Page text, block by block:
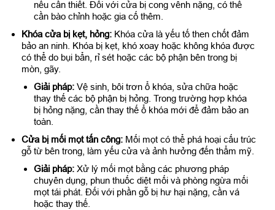
nếu cần thiết. Đối với cửa bị cong vênh nặng, có thể
cần bào chỉnh hoặc gia cố thêm.
Khóa cửa bị kẹt, hỏng: Khóa cửa là yếu tố then chốt đảm
bảo an ninh. Khóa bị kẹt, khó xoay hoặc không khóa được
có thể do bụi bẩn, rỉ sét hoặc các bộ phận bên trong bị
mòn, gãy.
Giải pháp: Vệ sinh, bôi trơn ổ khóa, sửa chữa hoặc
thay thế các bộ phận bị hỏng. Trong trường hợp khóa
bị hỏng nặng, cần thay thế ổ khóa mới để đảm bảo an
toàn.
Cửa bị mối mọt tấn công: Mối mọt có thể phá hoại cấu trúc
gỗ từ bên trong, làm yếu cửa và ảnh hưởng đến thẩm mỹ.
Giải pháp: Xử lý mối mọt bằng các phương pháp
chuyên dụng, phun thuốc diệt mối và phòng ngừa mối
mọt tái phát. Đối với phần gỗ bị hư hại nặng, cần vá
hoặc thay thế.